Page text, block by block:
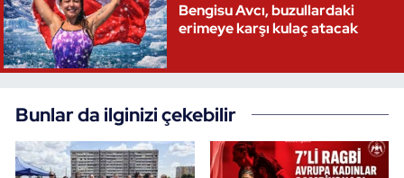
Bengisu Avcı, buzullardaki
erimeye karşı kulaç atacak
Bunlar da ilginizi çekebilir
Yelken
Yüzme